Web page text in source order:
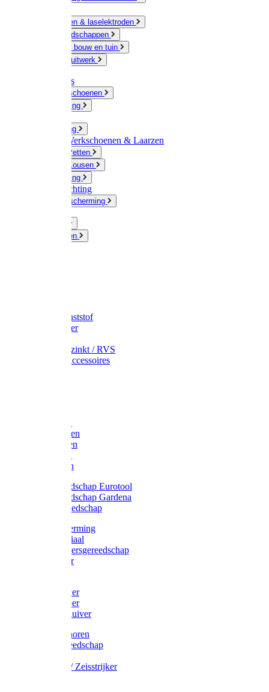
Slijpschijven & laselektroden
Handgereedschappen
IJzerwaren bouw en tuin
Hang en sluitwerk
Disposables
Werkhandschoenen
Regenkleding
Werkkleding
Wandel-/ Werkschoenen & Laarzen
Hoeden / Petten
Sokken / Kousen
Winterkleding
Winkelinrichting
Gelaatsbescherming
Knaagdieren
Emmer kunststof
Schepemmer
Emmer verzinkt / RVS
Regenton accessoires
Gazonharken
Asfaltharken
Hooiharken
Handgereedschap Eurotool
Handgereedschap Gardena
Kindergereedschap
Kniebescherming
Afzetmateriaal
Stratenmakersgereedschap
Straathamer
Mestschuiver
Mestschraper
Sneeuwschuiver
Zeis toebehoren
Baggergereedschap
Wetstenen / Zeisstrijker